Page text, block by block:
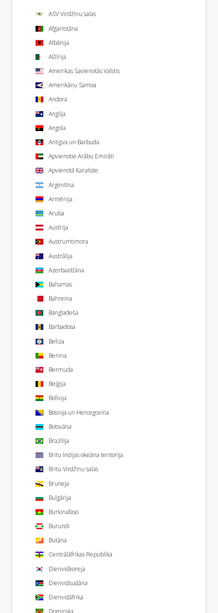
ASV Virdžīnu salas
Afganistāna
Albānija
Alžīrija
Amerikas Savienotās Valstis
Amerikāņu Samoa
Andora
Angilja
Angola
Antigva un Barbuda
Apvienotie Arābu Emirāti
Apvienotā Karaliste
Argentīna
Armēnija
Aruba
Austrija
Austrumtimora
Austrālija
Azerbaidžāna
Bahamas
Bahreina
Bangladeša
Barbadosa
Beliza
Benina
Bermuda
Beļģija
Bolīvija
Bosnija un Hercegovina
Botsvāna
Brazīlija
Britu Indijas okeāna teritorija
Britu Virdžīnu salas
Bruneja
Bulgārija
Burkinafaso
Burundi
Butāna
Centrālāfrikas Republika
Dienvidkoreja
Dienvidsudāna
Dienvidāfrika